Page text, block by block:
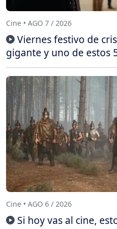
Cine • AGO 7 / 2026
Viernes festivo de
gigante y uno de estos
Cine • AGO 6 / 2026
Si hoy vas al cine,